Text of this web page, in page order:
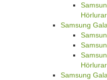
Hörlurar
Samsung
Hörlurar
Samsung